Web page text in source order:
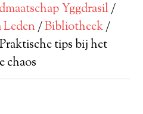
Yggdrasil/
Leden/Bibliotheek/
tips bij het
chaos